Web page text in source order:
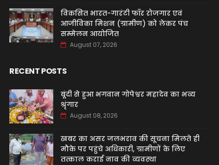
विकसित भारत-गारंटी फॉर रोजगार एवं
आजीविका मिशन (ग्रामीण) को लेकर पंच
सम्मेलन आयोजित
August 07, 2026
RECENT POSTS
बूंदी से हुआ भगवान गोपेश्वर महादेव का भव्य
श्रृंगार
August 08, 2026
खबर का असर जलभराव की सूचना मिलते ही
मौके पर पहुंचे अधिकारी, ग्रामीणों के लिए
तत्काल कराई नाव की व्यवस्था